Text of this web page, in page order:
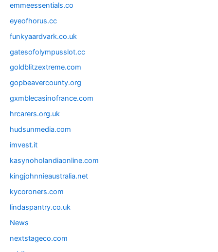
emmeessentials.co
eyeofhorus.cc
funkyaardvark.co.uk
gatesofolympusslot.cc
goldblitzextreme.com
gopbeavercounty.org
gxmblecasinofrance.com
hrcarers.org.uk
hudsunmedia.com
imvest.it
kasynoholandiaonline.com
kingjohnnieaustralia.net
kycoroners.com
lindaspantry.co.uk
News
nextstageco.com